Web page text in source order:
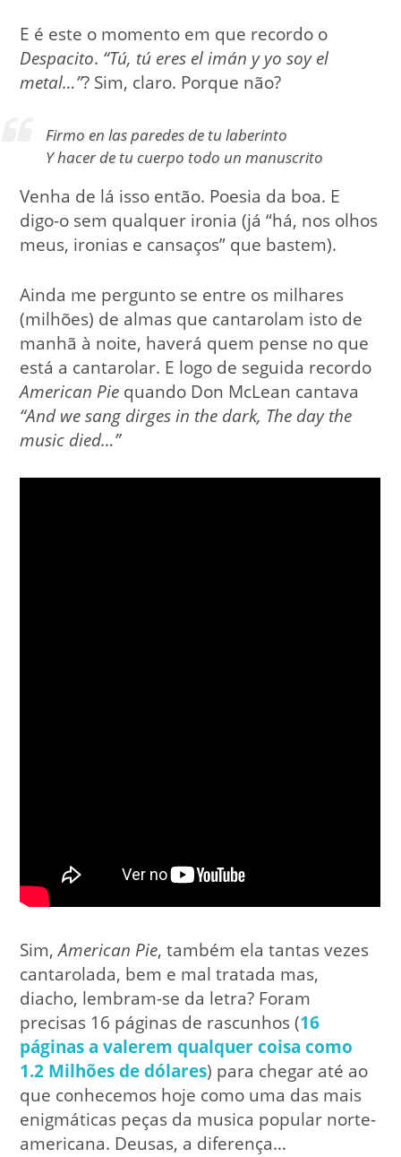
E é este o momento em que recordo o
Despacito. “Tú, tú eres el imán y yo soy el
metal…”? Sim, claro. Porque não?
Firmo en las paredes de tu laberinto
Y hacer de tu cuerpo todo un manuscrito
Venha de lá isso então. Poesia da boa. E
digo-o sem qualquer ironia (já “há, nos olhos
meus, ironias e cansaços” que bastem).
Ainda me pergunto se entre os milhares
(milhões) de almas que cantarolam isto de
manhã à noite, haverá quem pense no que
está a cantarolar. E logo de seguida recordo
American Pie quando Don McLean cantava
“And we sang dirges in the dark, The day the
music died…”
Sim,American Pie, também ela tantas vezes
cantarolada, bem e mal tratada mas,
diacho, lembram-se da letra? Foram
precisas 16 páginas de rascunhos (16
páginas a valerem qualquer coisa como
1.2 Milhões de dólares) para chegar até ao
que conhecemos hoje como uma das mais
enigmáticas peças da musica popular norte-
americana. Deusas, a diferença…